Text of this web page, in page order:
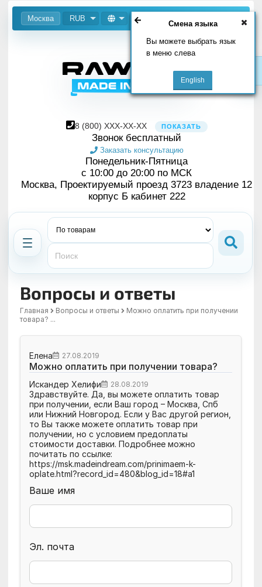
Москва RUB
Смена языка
Вы можете выбрать язык
в меню слева
8 (800) XXX-XX-XX ПОКАЗАТЬ
Звонок бесплатный
Заказать консультацию
Понедельник-Пятница
с 10:00 до 20:00 по МСК
Москва, Проектируемый проезд 3723 владение 12
корпус Б кабинет 222
Вопросы и ответы
Главная Вопросы и ответы
Можно оплатить при получении
товара? ...
Елена 27.08.2019
Можно оплатить при получении товара?
Искандер Хелифи 28.08.2019
Здравствуйте. Да, вы можете оплатить товар
при получении, если Ваш город – Москва, Спб
или Нижний Новгород. Если у Вас другой регион,
то Вы также можете оплатить товар при
получении, но с условием предоплаты
стоимости доставки. Подробнее можно
почитать по ссылке:
https://msk.madeindream.com/prinimaem-k-
oplate.html?record_id=480&blog_id=18#a1
Ваше имя
Эл. почта